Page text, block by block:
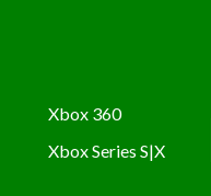
Xbox 360
Xbox Series S|X